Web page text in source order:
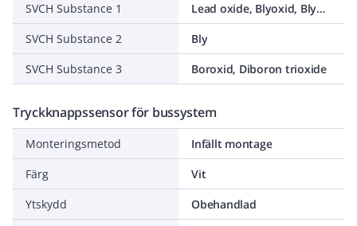
SVCH Substance 1
Lead oxide, Blyoxid, Blymonoxid, C.I. Pigment Yellow 46 , C.I. 77577, Litharge, Lead(II) oxide
SVCH Substance 2
Bly
SVCH Substance 3
Boroxid, Diboron trioxide
Tryckknappssensor för bussystem
Monteringsmetod
Infällt montage
Färg
Vit
Ytskydd
Obehandlad